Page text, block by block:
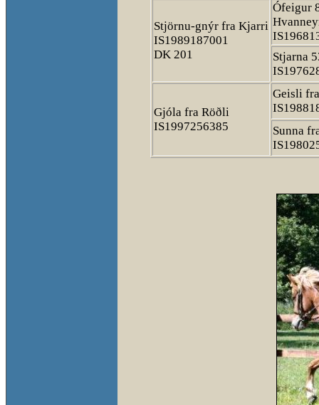
Stjörnu-gnýr fra Kjarri
IS1989187001
DK 201
Ófeigur
Stjarna
Gjóla fra Röðli
IS1997256385
Geisli
Sunna